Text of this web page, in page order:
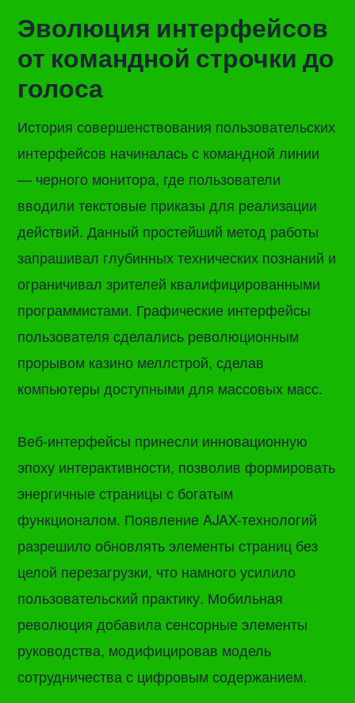
Эволюция интерфейсов
от командной строчки до
голоса
История совершенствования пользовательских
интерфейсов начиналась с командной линии
— черного монитора, где пользователи
вводили текстовые приказы для реализации
действий. Данный простейший метод работы
запрашивал глубинных технических познаний и
ограничивал зрителей квалифицированными
программистами. Графические интерфейсы
пользователя сделались революционным
прорывом казино меллстрой, сделав
компьютеры доступными для массовых масс.
Веб-интерфейсы принесли инновационную
эпоху интерактивности, позволив формировать
энергичные страницы с богатым
функционалом. Появление AJAX-технологий
разрешило обновлять элементы страниц без
целой перезагрузки, что намного усилило
пользовательский практику. Мобильная
революция добавила сенсорные элементы
руководства, модифицировав модель
сотрудничества с цифровым содержанием.